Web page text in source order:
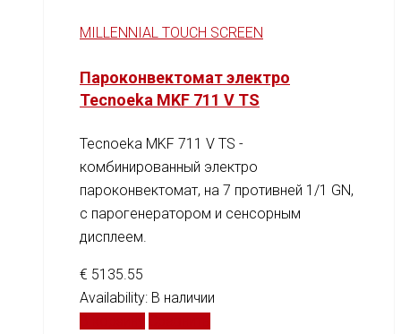
MILLENNIAL TOUCH SCREEN
Пароконвектомат электро
Tecnoeka MKF 711 V TS
Tecnoeka MKF 711 V TS -
комбинированный электро
пароконвектомат, на 7 противней 1/1 GN,
c парогенератором и сенсорным
дисплеем.
€ 5135.55
Availability: В наличии